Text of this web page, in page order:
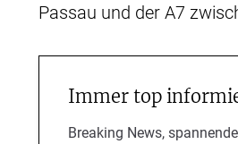
Passau und der A7
Immer top
Breaking News,